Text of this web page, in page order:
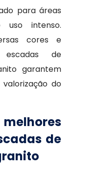
para áreas
intenso.
cores e
escadas de
garantem
do
de